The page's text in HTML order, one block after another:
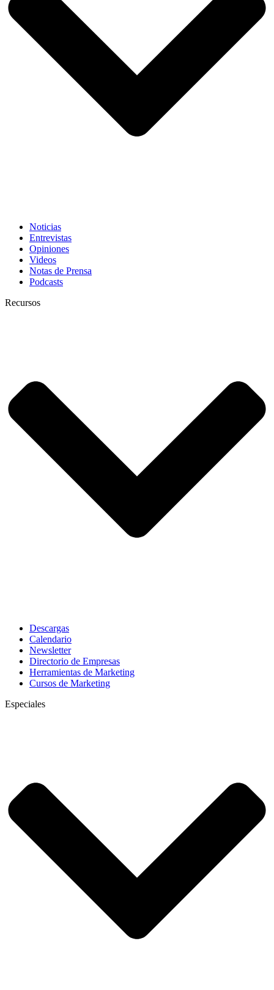
Noticias
Entrevistas
Opiniones
Videos
Notas de Prensa
Podcasts
Recursos
Descargas
Calendario
Newsletter
Directorio de Empresas
Herramientas de Marketing
Cursos de Marketing
Especiales